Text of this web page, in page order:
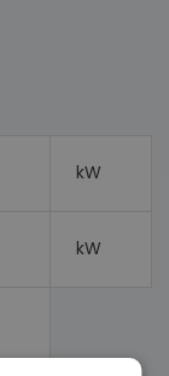
kW
kW